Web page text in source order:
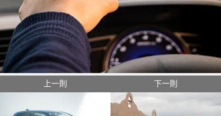
上一則 下一則